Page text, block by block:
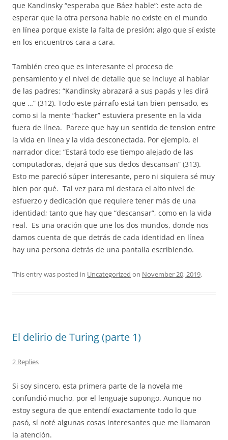
que Kandinsky “esperaba que Báez hable”: este acto de
esperar que la otra persona hable no existe en el mundo
en línea porque existe la falta de presión; algo que sí existe
en los encuentros cara a cara.
También creo que es interesante el proceso de
pensamiento y el nivel de detalle que se incluye al hablar
de las padres: “Kandinsky abrazará a sus papás y les dirá
que …” (312). Todo este párrafo está tan bien pensado, es
como si la mente “hacker” estuviera presente en la vida
fuera de línea. Parece que hay un sentido de tension entre
la vida en línea y la vida desconectada. Por ejemplo, el
narrador dice: “Estará todo ese tiempo alejado de las
computadoras, dejará que sus dedos descansan” (313).
Esto me pareció súper interesante, pero ni siquiera sé muy
bien por qué. Tal vez para mí destaca el alto nivel de
esfuerzo y dedicación que requiere tener más de una
identidad; tanto que hay que “descansar”, como en la vida
real. Es una oración que une los dos mundos, donde nos
damos cuenta de que detrás de cada identidad en línea
hay una persona detrás de una pantalla escribiendo.
This entry was posted in Uncategorized on November 20, 2019.
El delirio de Turing (parte 1)
2 Replies
Si soy sincero, esta primera parte de la novela me
confundió mucho, por el lenguaje supongo. Aunque no
estoy segura de que entendí exactamente todo lo que
pasó, sí noté algunas cosas interesantes que me llamaron
la atención.